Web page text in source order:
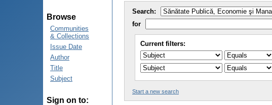
Browse
Communities
& Collections
Issue Date
Author
Title
Subject
Sign on to:
Search:
for
Current filters:
Start a new search